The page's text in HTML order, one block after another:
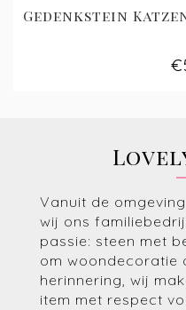
Gedenkstein
Vanuit de
wij ons
passie: steen met
om woondecoratie
herinnering, wij
item met respect